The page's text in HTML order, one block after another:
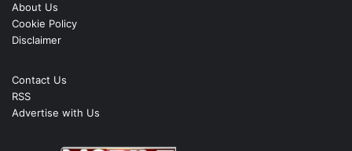
About Us
Cookie Policy
Disclaimer
Contact Us
RSS
Advertise with Us